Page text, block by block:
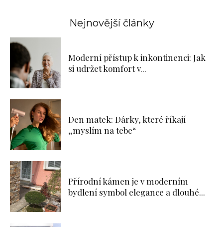
Nejnovější články
Moderní přístup k inkontinenci: Jak
si udržet komfort v...
Den matek: Dárky, které říkají
„myslím na tebe“
Přírodní kámen je v moderním
bydlení symbol elegance a dlouhé...